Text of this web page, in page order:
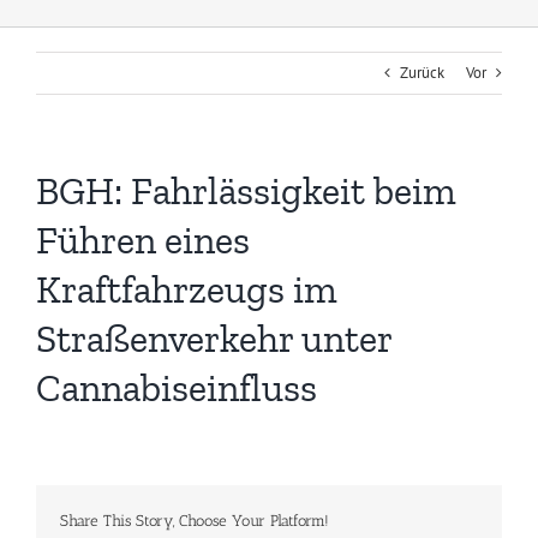
Zurück Vor
BGH: Fahrlässigkeit beim
Führen eines
Kraftfahrzeugs im
Straßenverkehr unter
Cannabiseinfluss
Share This Story, Choose Your Platform!